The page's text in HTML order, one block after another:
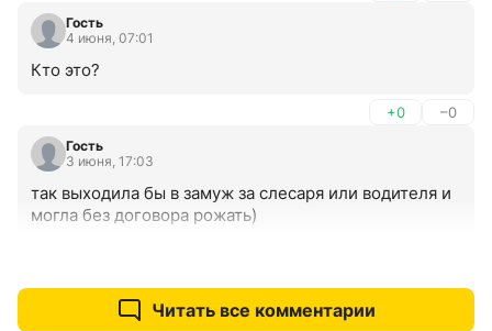
Гость
4 июня, 07:01
Кто это?
+0 –0
Гость
3 июня, 17:03
так выходила бы в замуж за слесаря или водителя и
могла без договора рожать)
Читать все комментарии